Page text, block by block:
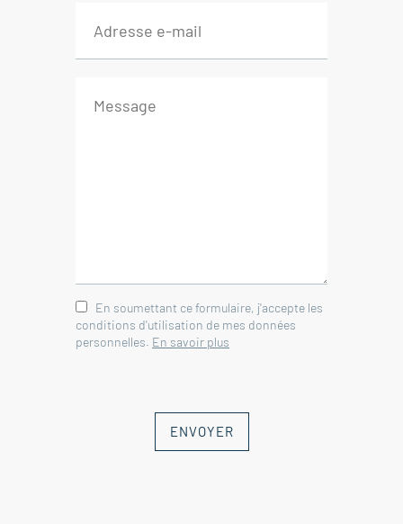
---Partie indépendante
Couloir 2.50 m²
---2 hangars 32 et 120 m²
---Bassin
En soumettant ce formulaire, j'accepte les
conditions d'utilisation de mes données
personnelles. En savoir plus
ENVOYER